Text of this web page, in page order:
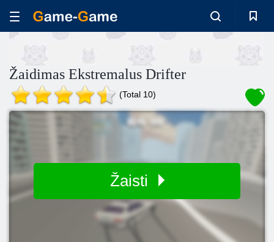
Žaidimas Ekstremalus Drifter
(Total 10)
Žaisti